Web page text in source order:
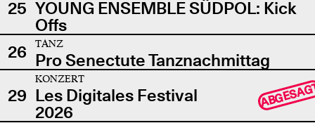
25 YOUNG ENSEMBLE SÜDPOL: Kick
Offs
26
TANZ
Pro Senectute Tanznachmittag
29
KONZERT
Les Digitales Festival
2026